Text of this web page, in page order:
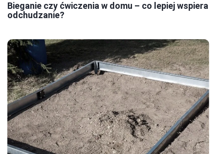
Bieganie czy ćwiczenia w domu – co lepiej wspiera
odchudzanie?